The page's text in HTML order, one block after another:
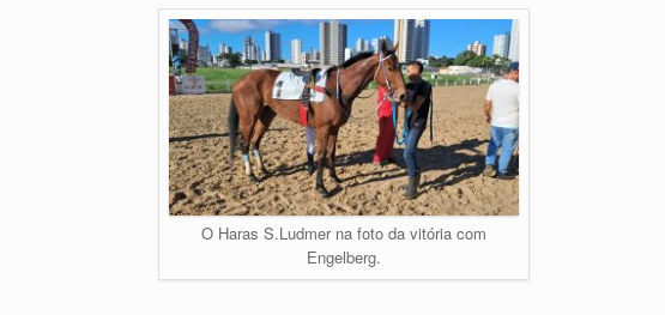
O Haras S.Ludmer na foto da vitória com
Engelberg.